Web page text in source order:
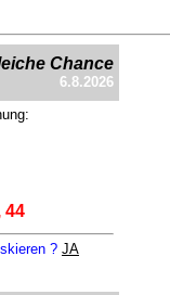
Chance
6.8.2026
44
? JA